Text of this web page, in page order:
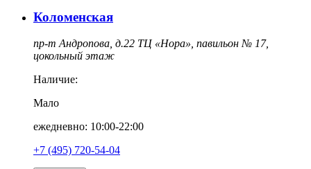
Коломенская
пр-т Андропова, д.22 ТЦ «Нора», павильон № 17,
цокольный этаж
Наличие:
Мало
ежедневно: 10:00-22:00
‎+7 (495) 720-54-04